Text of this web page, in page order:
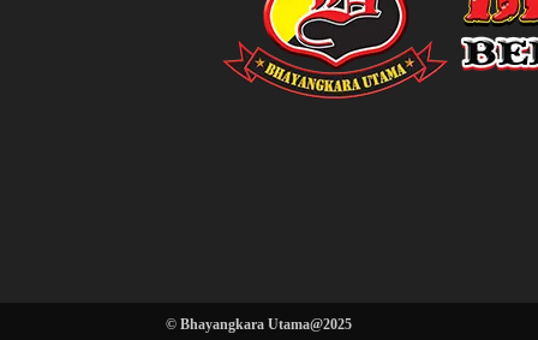
© Bhayangkara Utama@2025